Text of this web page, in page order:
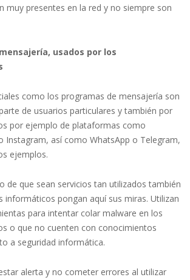
muy presentes en la red y no siempre son
usados por los
como los programas de mensajería son
de usuarios particulares y también por
por ejemplo de plataformas como
Instagram, así como WhatsApp o Telegram,
ejemplos.
de que sean servicios tan utilizados también
informáticos pongan aquí sus miras. Utilizan
para intentar colar malware en los
o que no cuenten con conocimientos
a seguridad informática.
alerta y no cometer errores al utilizar